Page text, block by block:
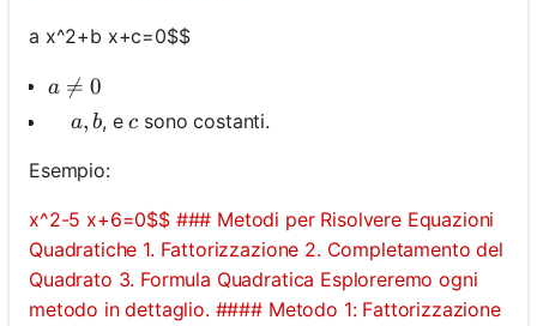
a x^2+b x+c=0$$
a \neq 0
a 
= 0
\quad a, b
a, b, ec
c sono costanti.
Esempio:
x^2-5 x+6=0$$ ### Metodi per Risolvere Equazioni
Quadratiche 1. Fattorizzazione 2. Completamento del
Quadrato 3. Formula Quadratica Esploreremo ogni
metodo in dettaglio. #### Metodo 1: Fattorizzazione